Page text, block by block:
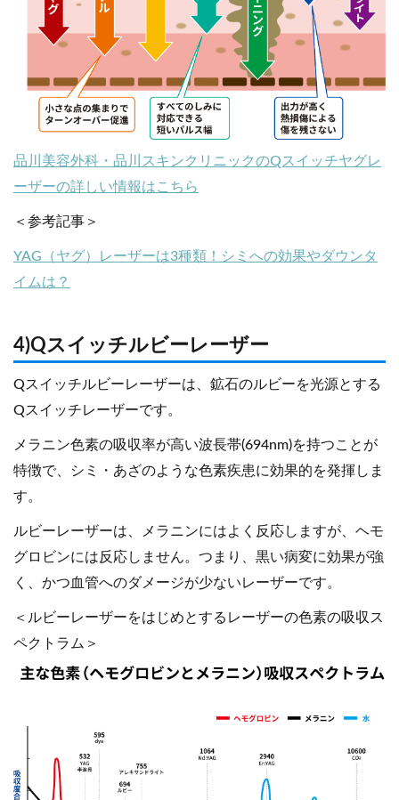
品川美容外科・品川スキンクリニックのQスイッチヤグレ
ーザーの詳しい情報はこちら
＜参考記事＞
YAG（ヤグ）レーザーは3種類！シミへの効果やダウンタ
イムは？
4)Qスイッチルビーレーザー
Qスイッチルビーレーザーは、鉱石のルビーを光源とする
Qスイッチレーザーです。
メラニン色素の吸収率が高い波長帯(694nm)を持つことが
特徴で、シミ・あざのような色素疾患に効果的を発揮しま
す。
ルビーレーザーは、メラニンにはよく反応しますが、ヘモ
グロビンには反応しません。つまり、黒い病変に効果が強
く、かつ血管へのダメージが少ないレーザーです。
＜ルビーレーザーをはじめとするレーザーの色素の吸収ス
ペクトラム＞